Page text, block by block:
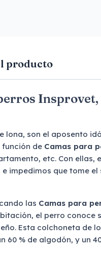
producto
lona, son el aposento
función de Camas para
etc. Con ellas,
e impedimos que tome
las Camas para
el perro conoce
Esta colchoneta de
60 % de algodón, y un